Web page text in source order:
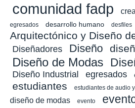
comunidad fadp
egresados
desarrollo humano desfiles
Arquitectónico y Diseño
Diseñadores Diseño
Diseño de Modas
Diseño Industrial egresados
estudiantes estudiantes de audio
diseño de modas
evento